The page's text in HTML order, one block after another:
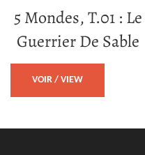
5 Mondes, T.01 : Le
Guerrier De Sable
VOIR / VIEW